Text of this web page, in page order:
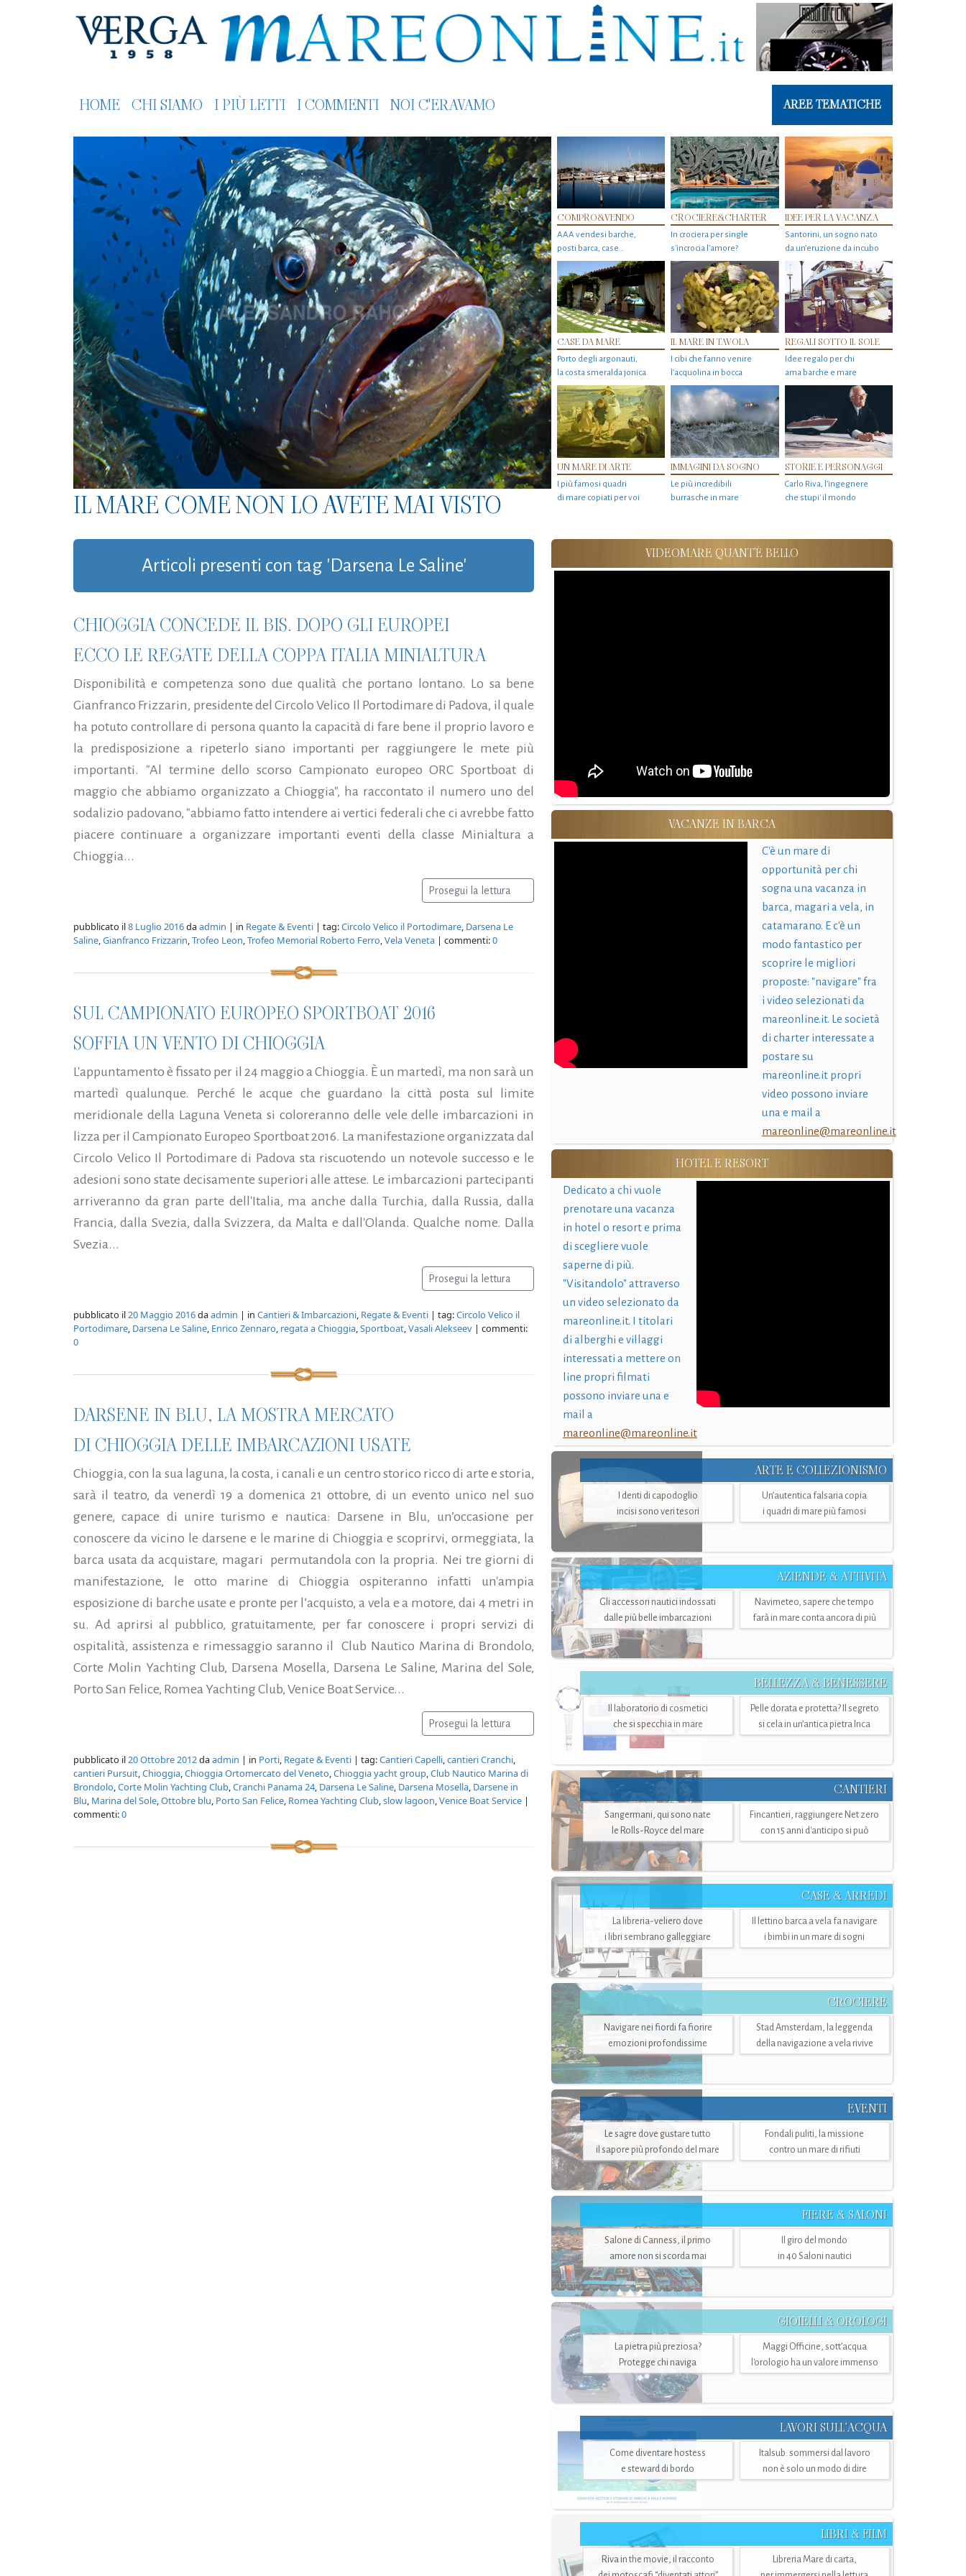
HOME CHI SIAMO I PIÙ LETTI I COMMENTI NOI C'ERAVAMO AREE TEMATICHE
IL MARE COME NON LO AVETE MAI VISTO
COMPRO&VENDO
AAA vendesi barche,
posti barca, case…
CROCIERE&CHARTER
In crociera per single
s'incrocia l’amore?
IDEE PER LA VACANZA
Santorini, un sogno nato
da un’eruzione da incubo
CASE DA MARE
Porto degli argonauti,
la costa smeralda jonica
IL MARE IN TAVOLA
I cibi che fanno venire
l’acquolina in bocca
REGALI SOTTO IL SOLE
Idee regalo per chi
ama barche e mare
UN MARE DI ARTE
I più famosi quadri
di mare copiati per voi
IMMAGINI DA SOGNO
Le più incredibili
burrasche in mare
STORIE E PERSONAGGI
Carlo Riva, l’ingegnere
che stupi' il mondo
Articoli presenti con tag 'Darsena Le Saline'
CHIOGGIA CONCEDE IL BIS. DOPO GLI EUROPEI
ECCO LE REGATE DELLA COPPA ITALIA MINIALTURA
Disponibilità e competenza sono due qualità che portano lontano. Lo sa bene
Gianfranco Frizzarin, presidente del Circolo Velico Il Portodimare di Padova, il quale
ha potuto controllare di persona quanto la capacità di fare bene il proprio lavoro e
la predisposizione a ripeterlo siano importanti per raggiungere le mete più
importanti. "Al termine dello scorso Campionato europeo ORC Sportboat di
maggio che abbiamo organizzato a Chioggia", ha raccontato il numero uno del
sodalizio padovano, "abbiamo fatto intendere ai vertici federali che ci avrebbe fatto
piacere continuare a organizzare importanti eventi della classe Minialtura a
Chioggia...
Prosegui la lettura
pubblicato il8 Luglio 2016daadmin | in Regate & Eventi | tag:Circolo Velico il Portodimare, Darsena Le
Saline,Gianfranco Frizzarin,Trofeo Leon,Trofeo Memorial Roberto Ferro,Vela Veneta | commenti:0
SUL CAMPIONATO EUROPEO SPORTBOAT 2016
SOFFIA UN VENTO DI CHIOGGIA
L'appuntamento è fissato per il 24 maggio a Chioggia. È un martedì, ma non sarà un
martedì qualunque. Perché le acque che guardano la città posta sul limite
meridionale della Laguna Veneta si coloreranno delle vele delle imbarcazioni in
lizza per il Campionato Europeo Sportboat 2016. La manifestazione organizzata dal
Circolo Velico Il Portodimare di Padova sta riscuotendo un notevole successo e le
adesioni sono state decisamente superiori alle attese. Le imbarcazioni partecipanti
arriveranno da gran parte dell'Italia, ma anche dalla Turchia, dalla Russia, dalla
Francia, dalla Svezia, dalla Svizzera, da Malta e dall'Olanda. Qualche nome. Dalla
Svezia...
Prosegui la lettura
pubblicato il20 Maggio 2016daadmin | in Cantieri & Imbarcazioni, Regate & Eventi | tag:Circolo Velico il
Portodimare, Darsena Le Saline, Enrico Zennaro, regata a Chioggia,Sportboat,Vasali Alekseev | commenti:
0
DARSENE IN BLU, LA MOSTRA MERCATO
DI CHIOGGIA DELLE IMBARCAZIONI USATE
Chioggia, con la sua laguna, la costa, i canali e un centro storico ricco di arte e storia,
sarà il teatro, da venerdì 19 a domenica 21 ottobre, di un evento unico nel suo
genere, capace di unire turismo e nautica: Darsene in Blu, un’occasione per
conoscere da vicino le darsene e le marine di Chioggia e scoprirvi, ormeggiata, la
barca usata da acquistare, magari permutandola con la propria. Nei tre giorni di
manifestazione, le otto marine di Chioggia ospiteranno infatti un'ampia
esposizione di barche usate e pronte per l’acquisto, a vela e a motore, dai 4 metri in
su. Ad aprirsi al pubblico, gratuitamente, per far conoscere i propri servizi di
ospitalità, assistenza e rimessaggio saranno il Club Nautico Marina di Brondolo,
Corte Molin Yachting Club, Darsena Mosella, Darsena Le Saline, Marina del Sole,
Porto San Felice, Romea Yachting Club, Venice Boat Service...
Prosegui la lettura
pubblicato il20 Ottobre 2012daadmin | in Porti, Regate & Eventi | tag:Cantieri Capelli,cantieri Cranchi,
cantieri Pursuit,Chioggia,Chioggia Ortomercato del Veneto,Chioggia yacht group,Club Nautico Marina di
Brondolo,Corte Molin Yachting Club,Cranchi Panama 24, Darsena Le Saline, Darsena Mosella, Darsene in
Blu, Marina del Sole,Ottobre blu, Porto San Felice, Romea Yachting Club,slow lagoon,Venice Boat Service |
commenti:0
VIDEOMARE QUANT'È BELLO
VACANZE IN BARCA
C'è un mare di
opportunità per chi
sogna una vacanza in
barca, magari a vela, in
catamarano. E c'è un
modo fantastico per
scoprire le migliori
proposte: "navigare" fra
i video selezionati da
mareonline.it. Le società
di charter interessate a
postare su
mareonline.it propri
video possono inviare
una e mail a
mareonline@mareonline.it
HOTEL E RESORT
Dedicato a chi vuole
prenotare una vacanza
in hotel o resort e prima
di scegliere vuole
saperne di più.
"Visitandolo" attraverso
un video selezionato da
mareonline.it. I titolari
di alberghi e villaggi
interessati a mettere on
line propri filmati
possono inviare una e
mail a
mareonline@mareonline.it
ARTE E COLLEZIONISMO
I denti di capodoglio
incisi sono veri tesori
Un’autentica falsaria copia
i quadri di mare più famosi
AZIENDE & ATTIVITÀ
Gli accessori nautici indossati
dalle più belle imbarcazioni
Navimeteo, sapere che tempo
farà in mare conta ancora di più
BELLEZZA & BENESSERE
Il laboratorio di cosmetici
che si specchia in mare
Pelle dorata e protetta? Il segreto
si cela in un’antica pietra Inca
CANTIERI
Sangermani, qui sono nate
le Rolls-Royce del mare
Fincantieri, raggiungere Net zero
con 15 anni d'anticipo si può
CASE & ARREDI
La libreria-veliero dove
i libri sembrano galleggiare
Il lettino barca a vela fa navigare
i bimbi in un mare di sogni
CROCIERE
Navigare nei fiordi fa fiorire
emozioni profondissime
Stad Amsterdam, la leggenda
della navigazione a vela rivive
EVENTI
Le sagre dove gustare tutto
il sapore più profondo del mare
Fondali puliti, la missione
contro un mare di rifiuti
FIERE & SALONI
Salone di Canness, il primo
amore non si scorda mai
Il giro del mondo
in 40 Saloni nautici
GIOIELLI & OROLOGI
La pietra più preziosa?
Protegge chi naviga
Maggi Officine, sott’acqua
l'orologio ha un valore immenso
LAVORI SULL’ACQUA
Come diventare hostess
e steward di bordo
Italsub: sommersi dal lavoro
non è solo un modo di dire
LIBRI & FILM
Riva in the movie, il racconto
Libreria Mare di carta,